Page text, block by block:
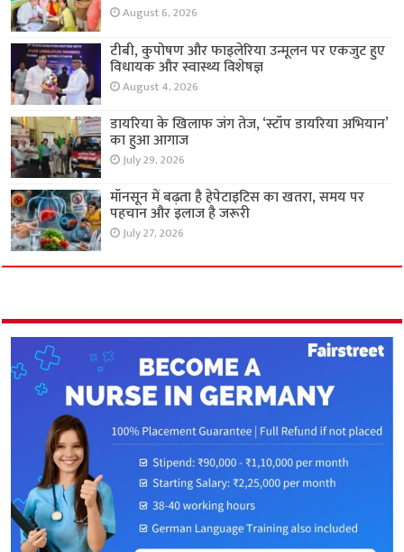
August 6, 2026
टीबी, कुपोषण और फाइलेरिया उन्मूलन पर एकजुट हुए
विधायक और स्वास्थ्य विशेषज्ञ
August 4, 2026
डायरिया के खिलाफ जंग तेज, ‘स्टॉप डायरिया अभियान’
का हुआ आगाज
July 29, 2026
मॉनसून में बढ़ता है हेपेटाइटिस का खतरा, समय पर
पहचान और इलाज है जरूरी
July 27, 2026